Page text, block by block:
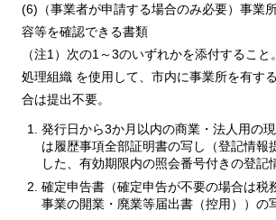
(6)（事業者が申請する場合のみ必要）事業
容等を確認できる書類
（注1）次の1～3のいずれかを添付するこ
処理組織 を使用して、市内に事業所を有す
合は提出不要。
発行日から3か月以内の商業・法人用の
は履歴事項全部証明書の写し（登記情報
した、有効期限内の照会番号付きの登記
確定申告書（確定申告が不要の場合は税
事業の開業・廃業等届出書（控用））の